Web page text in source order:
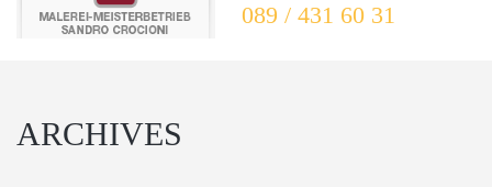
089 / 431 60 31
ARCHIVES